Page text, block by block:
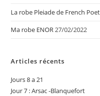
La robe Pleiade de French
Ma robe ENOR27/02/2022
Articles récents
Jours 8 a 21
Jour 7 : Arsac -Blanquefort